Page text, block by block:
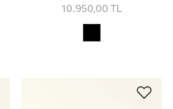
10.950,00 TL